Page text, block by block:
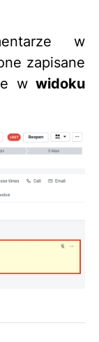
w
zapisane
w widoku